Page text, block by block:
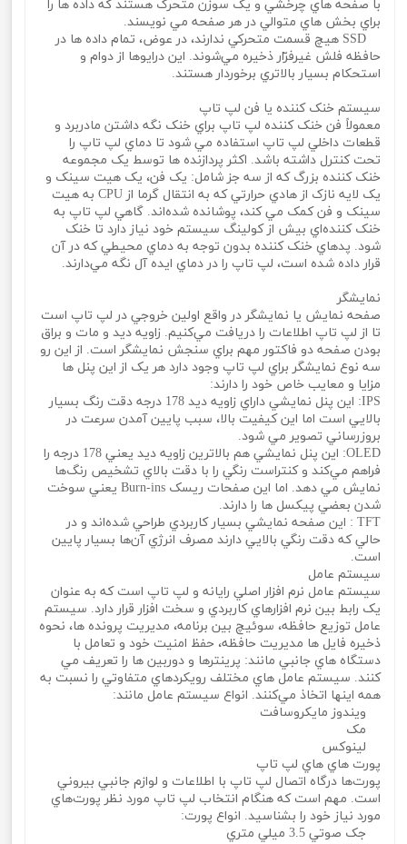
با صفحه‌ هاي چرخشي و يک سوزن متحرک هستند که داده ها را
براي بخش هاي متوالي در هر صفحه مي‌ نويسند.
SSD هيچ قسمت متحرکي ندارند، در عوض، تمام داده ها در
حافظه فلش غيرفرّار ذخيره مي‌شوند. اين درايوها از دوام و
استحکام بسيار بالاتري برخوردار هستند.
سيستم خنک کننده يا فن لپ تاپ
معمولاً فن خنک کننده لپ تاپ براي خنک نگه داشتن مادربرد و
قطعات داخلي لپ تاپ استفاده مي شود تا دماي لپ تاپ را
تحت کنترل داشته باشد. اکثر پردازنده ها توسط يک مجموعه
خنک کننده بزرگ که از سه جز شامل: يک فن، يک هيت سينک و
يک لايه نازک از هادي حرارتي که به انتقال گرما از CPU به هيت
سينک و فن کمک مي‌ کند، پوشانده شده‌اند. گاهي لپ تاپ به
خنک کننده‌اي بيش از کولينگ سيستم خود نياز دارد تا خنک
شود. پدهاي خنک کننده بدون توجه به دماي محيطي که در آن
قرار داده شده است، لپ تاپ را در دماي ايده آل نگه مي‌دارند.
نمايشگر
صفحه نمايش يا نمايشگر در واقع اولين خروجي در لپ تاپ است
تا از لپ تاپ اطلاعات را دريافت مي‌کنيم. زاويه ديد و مات و براق
بودن صفحه دو فاکتور مهم براي سنجش نمايشگر است. از اين رو
سه نوع نمايشگر براي لپ تاپ وجود دارد هر يک از اين پنل ها
مزايا و معايب خاص خود را دارند:
IPS: اين پنل نمايشي داراي زاويه ديد 178 درجه دقت رنگ بسيار
بالايي است اما اين کيفيت بالا، سبب پايين آمدن سرعت در
بروزرساني تصوير مي‌ شود.
OLED: اين پنل نمايشي هم بالاترين زاويه ديد يعني 178 درجه را
فراهم مي‌کند و کنتراست رنگي را با دقت بالاي تشخيص رنگ‌ها
نمايش مي‌ دهد. اما اين صفحات ريسک Burn-ins يعني سوخت
شدن بعضي پيکسل ‌ها را دارند.
TFT : اين صفحه نمايشي بسيار کاربردي طراحي شده‌اند و در
حالي که دقت رنگي بالايي دارند مصرف انرژي آن‌ها بسيار پايين
است.
سيستم عامل
سيستم عامل نرم افزار اصلي رايانه و لپ تاپ است که به عنوان
يک رابط بين نرم افزارهاي کاربردي و سخت افزار قرار دارد. سيستم
عامل توزيع حافظه، سوئيچ بين برنامه، مديريت پرونده ها، نحوه
ذخيره فايل ها مديريت حافظه، حفظ امنيت خود و تعامل با
دستگاه هاي جانبي مانند: پرينترها و دوربين ها را تعريف مي‌
کنند. سيستم عامل هاي مختلف رويکردهاي متفاوتي را نسبت به
همه اينها اتخاذ مي‌کنند. انواع سيستم عامل مانند:
ويندوز مايکروسافت
مک
لينوکس
پورت هاي هاي لپ تاپ
پورت‌ها درگاه اتصال لپ تاپ با اطلاعات و لوازم جانبي بيروني
است. مهم است که هنگام انتخاب لپ تاپ مورد نظر پورت‌هاي
مورد نياز خود را بشناسيد. انواع پورت:
جک صوتي 3.5 ميلي متري